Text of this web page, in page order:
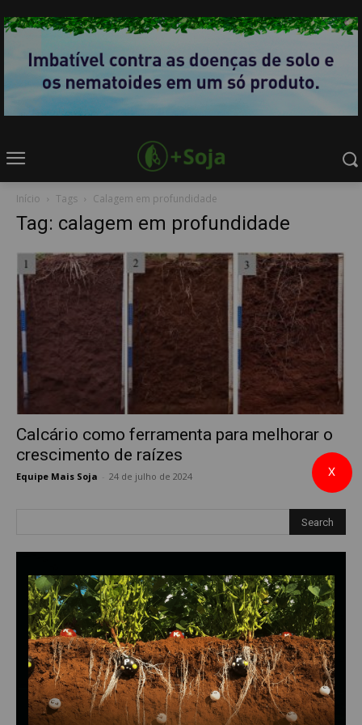
Início Tags Calagem em profundidade
Tag: calagem em profundidade
Calcário como ferramenta para melhorar o
crescimento de raízes
Equipe Mais Soja 24 de julho de 2024 X